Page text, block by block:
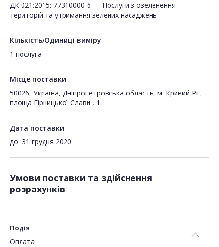
ДК 021:2015: 77310000-6 — Послуги з озеленення
територій та утримання зелених насаджень
Кількість/Одиниці виміру
1 послуга
Місце поставки
50026, Україна, Дніпропетровська область, м. Кривий Ріг,
площа Гірницької Слави , 1
Дата поставки
до 31 грудня 2020
Умови поставки та здійснення
розрахунків
Подія
Оплата